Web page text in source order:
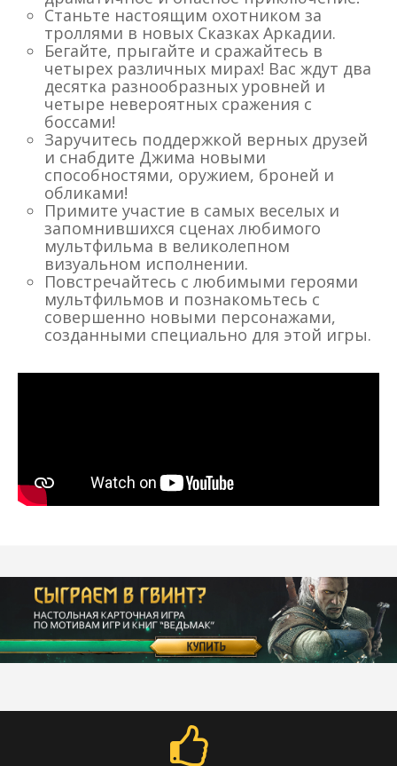
Станьте настоящим охотником за
троллями в новых Сказках Аркадии.
Бегайте, прыгайте и сражайтесь в
четырех различных мирах! Вас ждут два
десятка разнообразных уровней и
четыре невероятных сражения с
боссами!
Заручитесь поддержкой верных друзей
и снабдите Джима новыми
способностями, оружием, броней и
обликами!
Примите участие в самых веселых и
запомнившихся сценах любимого
мультфильма в великолепном
визуальном исполнении.
Повстречайтесь с любимыми героями
мультфильмов и познакомьтесь с
совершенно новыми персонажами,
созданными специально для этой игры.